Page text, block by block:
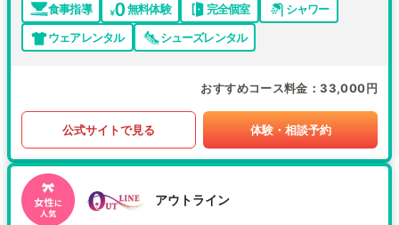
食事指導 無料体験 完全個室
シャワー
ウェアレンタル
シューズレンタル
おすすめコース料金 33,000円
公式サイトで見る 体験・相談予約
アウトライン